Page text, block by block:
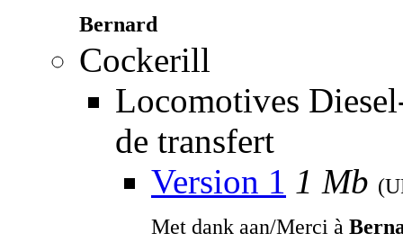
Bernard
Cockerill
Locomotives
de transfert
Version 1 1 Mb
Met dank aan/Merci à